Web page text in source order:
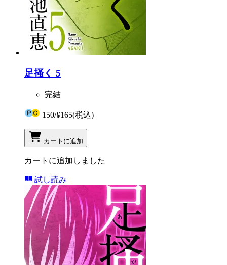
足掻く 5
完結
150/¥165(税込)
カートに追加
カートに追加しました
試し読み